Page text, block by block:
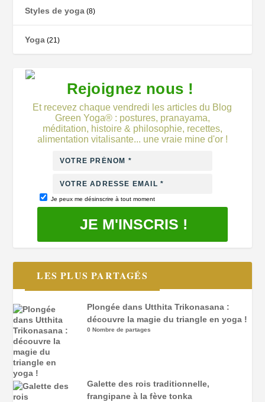
Styles de yoga (8)
Yoga (21)
Rejoignez nous !
Et recevez chaque vendredi les articles du Blog
Green Yoga® : postures, pranayama,
méditation, histoire & philosophie, recettes,
alimentation vitalisante... une vraie mine d'or !
Je peux me désinscrire à tout moment
JE M'INSCRIS !
LES PLUS PARTAGÉS
Plongée dans Utthita Trikonasana :
découvre la magie du triangle en yoga !
0 Nombre de partages
Galette des rois traditionnelle,
frangipane à la fève tonka